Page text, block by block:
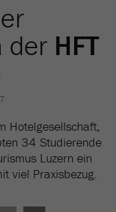
der HFT
Hotelgesellschaft,
34 Studierende
Luzern ein
viel Praxisbezug.